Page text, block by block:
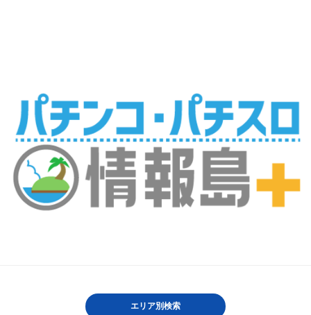
エリア別検索